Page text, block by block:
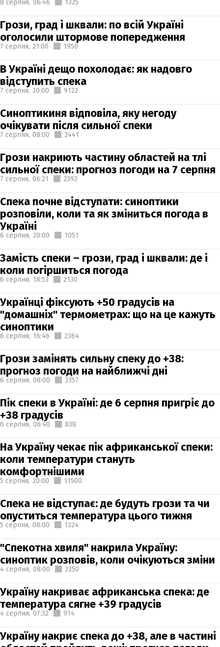
8 серпня, 06:46 1325
Грози, град і шквали: по всій Україні
оголосили штормове попередження
7 серпня, 21:00 1950
В Україні дещо похолодає: як надовго
відступить спека
7 серпня, 20:00 9122
Синоптикиня відповіла, яку негоду
очікувати після сильної спеки
7 серпня, 08:00 2441
Грози накриють частину областей на тлі
сильної спеки: прогноз погоди на 7 серпня
7 серпня, 06:21 2392
Спека почне відступати: синоптики
розповіли, коли та як зміниться погода в
Україні
6 серпня, 20:00 1051
Замість спеки – грози, град і шквали: де і
коли погіршиться погода
6 серпня, 18:53 2130
Українці фіксують +50 градусів на
"домашніх" термометрах: що на це кажуть
синоптики
6 серпня, 16:46 2364
Грози замінять сильну спеку до +38:
прогноз погоди на найближчі дні
6 серпня, 08:00 3357
Пік спеки в Україні: де 6 серпня пригріє до
+38 градусів
6 серпня, 06:40 838
На Україну чекає пік африканської спеки:
коли температури стануть
комфортнішими
5 серпня, 20:00 11500
Спека не відступає: де будуть грози та чи
опуститься температура цього тижня
5 серпня, 08:00 1324
"Спекотна хвиля" накрила Україну:
синоптик розповів, коли очікуються зміни
4 серпня, 08:00 2350
Україну накриває африканська спека: де
температура сягне +39 градусів
4 серпня, 07:32 914
Україну накриє спека до +38, але в частині